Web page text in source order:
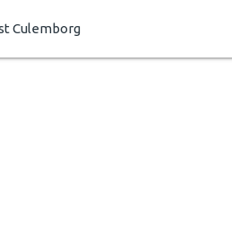
Culemborg